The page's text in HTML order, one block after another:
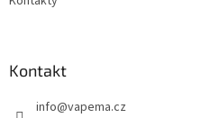
Kontakt
info@vapema.cz